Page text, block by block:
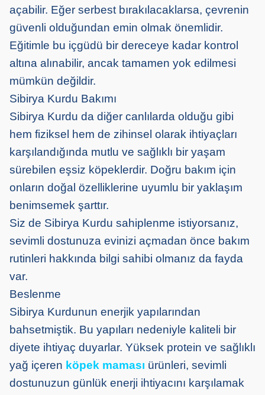
açabilir. Eğer serbest bırakılacaklarsa, çevrenin
güvenli olduğundan emin olmak önemlidir.
Eğitimle bu içgüdü bir dereceye kadar kontrol
altına alınabilir, ancak tamamen yok edilmesi
mümkün değildir.
Sibirya Kurdu Bakımı
Sibirya Kurdu da diğer canlılarda olduğu gibi
hem fiziksel hem de zihinsel olarak ihtiyaçları
karşılandığında mutlu ve sağlıklı bir yaşam
sürebilen eşsiz köpeklerdir. Doğru bakım için
onların doğal özelliklerine uyumlu bir yaklaşım
benimsemek şarttır.
Siz de Sibirya Kurdu sahiplenme istiyorsanız,
sevimli dostunuza evinizi açmadan önce bakım
rutinleri hakkında bilgi sahibi olmanız da fayda
var.
Beslenme
Sibirya Kurdunun enerjik yapılarından
bahsetmiştik. Bu yapıları nedeniyle kaliteli bir
diyete ihtiyaç duyarlar. Yüksek protein ve sağlıklı
yağ içeren köpek maması ürünleri, sevimli
dostunuzun günlük enerji ihtiyacını karşılamak